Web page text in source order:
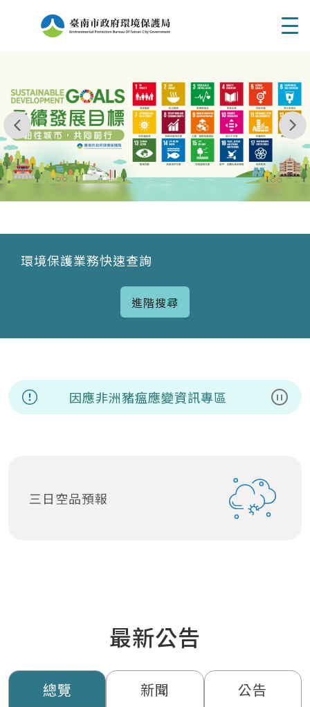
環境保護業務快速查詢
進階搜尋
暫停
因應非洲豬瘟應變資訊專區
三日空品預報
最新公告
總覽 新聞 公告